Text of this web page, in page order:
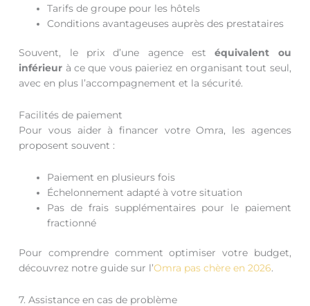
Tarifs de groupe pour les hôtels
Conditions avantageuses auprès des prestataires
Souvent, le prix d’une agence estéquivalent ou
inférieur à ce que vous paieriez en organisant tout seul,
avec en plus l’accompagnement et la sécurité.
Facilités de paiement
Pour vous aider à financer votre Omra, les agences
proposent souvent :
Paiement en plusieurs fois
Échelonnement adapté à votre situation
Pas de frais supplémentaires pour le paiement
fractionné
Pour comprendre comment optimiser votre budget,
découvrez notre guide sur l’Omra pas chère en 2026.
7. Assistance en cas de problème